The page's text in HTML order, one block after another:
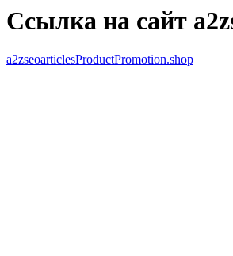
Ссылка на сайт
a2zseoarticlesProductPromotion.shop